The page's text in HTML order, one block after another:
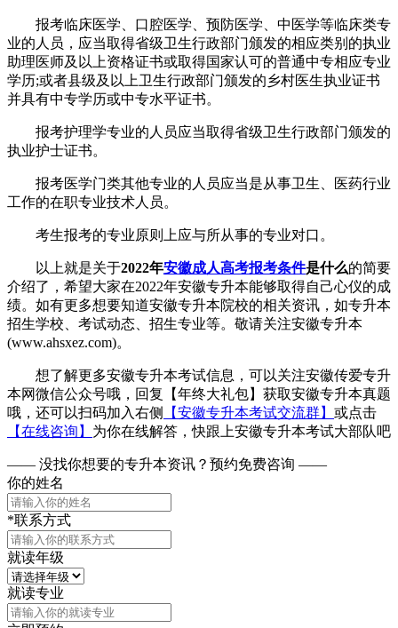
报考临床医学、口腔医学、预防医学、中医学等临床类专
业的人员，应当取得省级卫生行政部门颁发的相应类别的执业
助理医师及以上资格证书或取得国家认可的普通中专相应专业
学历;或者县级及以上卫生行政部门颁发的乡村医生执业证书
并具有中专学历或中专水平证书。
报考护理学专业的人员应当取得省级卫生行政部门颁发的
执业护士证书。
报考医学门类其他专业的人员应当是从事卫生、医药行业
工作的在职专业技术人员。
考生报考的专业原则上应与所从事的专业对口。
以上就是关于2022年安徽成人高考报考条件是什么的简要
介绍了，希望大家在2022年安徽专升本能够取得自己心仪的成
绩。如有更多想要知道安徽专升本院校的相关资讯，如专升本
招生学校、考试动态、招生专业等。敬请关注安徽专升本
(www.ahsxez.com)。
想了解更多安徽专升本考试信息，可以关注安徽传爱专升
本网微信公众号哦，回复【年终大礼包】获取安徽专升本真题
哦，还可以扫码加入右侧
【安徽专升本考试交流群】 或点击
【在线咨询】 为你在线解答，快跟上安徽专升本考试大部队吧
—— 没找你想要的专升本资讯？ 预约免费咨询 ——
你的姓名
*联系方式
就读年级
就读专业